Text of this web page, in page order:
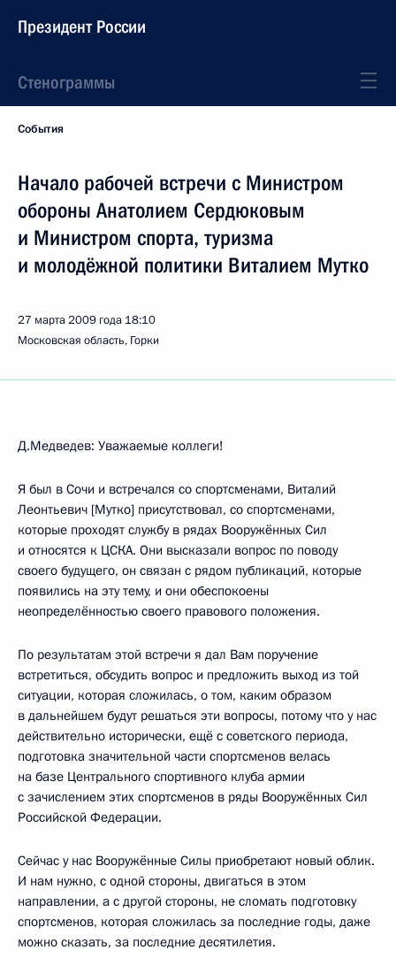
Президент России
Стенограммы
События
Начало рабочей встречи с Министром
обороны Анатолием Сердюковым
и Министром спорта, туризма
и молодёжной политики Виталием Мутко
27 марта 2009 года 18:10
Московская область, Горки
Д.Медведев: Уважаемые коллеги!
Я был в Сочи и встречался со спортсменами, Виталий
Леонтьевич [Мутко] присутствовал, со спортсменами,
которые проходят службу в рядах Вооружённых Сил
и относятся к ЦСКА. Они высказали вопрос по поводу
своего будущего, он связан с рядом публикаций, которые
появились на эту тему, и они обеспокоены
неопределённостью своего правового положения.
По результатам этой встречи я дал Вам поручение
встретиться, обсудить вопрос и предложить выход из той
ситуации, которая сложилась, о том, каким образом
в дальнейшем будут решаться эти вопросы, потому что у нас
действительно исторически, ещё с советского периода,
подготовка значительной части спортсменов велась
на базе Центрального спортивного клуба армии
с зачислением этих спортсменов в ряды Вооружённых Сил
Российской Федерации.
Сейчас у нас Вооружённые Силы приобретают новый облик.
И нам нужно, с одной стороны, двигаться в этом
направлении, а с другой стороны, не сломать подготовку
спортсменов, которая сложилась за последние годы, даже
можно сказать, за последние десятилетия.